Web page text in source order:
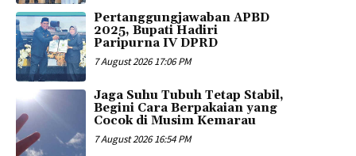
Pertanggungjawaban APBD
2025, Bupati Hadiri
Paripurna IV DPRD
7 August 2026 17:06 PM
Jaga Suhu Tubuh Tetap Stabil,
Begini Cara Berpakaian yang
Cocok di Musim Kemarau
7 August 2026 16:54 PM